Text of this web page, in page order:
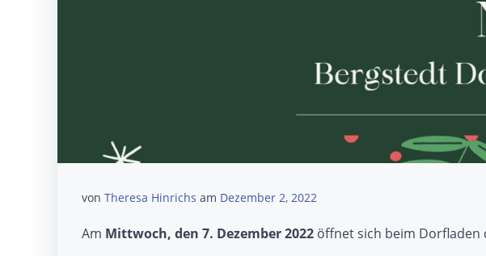
von Theresa Hinrichs am Dezember 2, 2022
Am Mittwoch, den 7. Dezember 2022 öffnet sich beim Dorfladen